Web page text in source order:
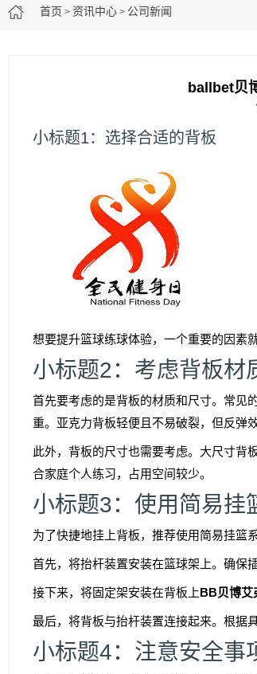
首页 >资讯中心 > 公司新闻
ballbet贝
小标题1：选择合适的背板
想要提升篮球练球体验，一个重要的因素
小标题2：考虑背板材
首先要考虑的是背板的材质和尺寸。常见
重。亚克力背板轻便且不易破裂，但反弹
此外，背板的尺寸也需要考虑。大尺寸背
合家庭个人练习，占用空间较少。
小标题3：使用简易挂
为了快捷地挂上背板，推荐使用简易挂篮
首先，将抬杆装置安装在篮球架上。确保
接下来，将固定架安装在背板上BB贝博艾
最后，将背板与抬杆装置连接起来。根据
小标题4：注意安全事